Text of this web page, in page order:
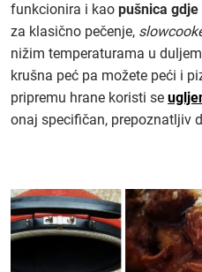
funkcionira i kao pušnica
za klasično pečenje,
nižim temperaturama u
krušna peć pa možete peći i
pripremu hrane koristi se
onaj specifičan, prepoznatljiv